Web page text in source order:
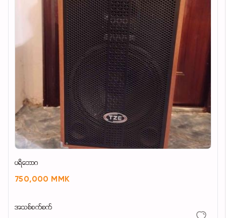
ပရိဘောဂ
750,000 MMK
အသစ်စက်စက်